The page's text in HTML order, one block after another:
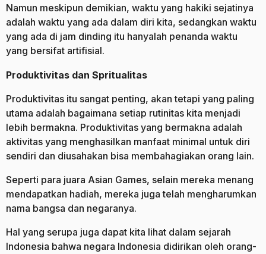
Namun meskipun demikian, waktu yang hakiki sejatinya
adalah waktu yang ada dalam diri kita, sedangkan waktu
yang ada di jam dinding itu hanyalah penanda waktu
yang bersifat artifisial.
Produktivitas dan Spritualitas
Produktivitas itu sangat penting, akan tetapi yang paling
utama adalah bagaimana setiap rutinitas kita menjadi
lebih bermakna. Produktivitas yang bermakna adalah
aktivitas yang menghasilkan manfaat minimal untuk diri
sendiri dan diusahakan bisa membahagiakan orang lain.
Seperti para juara Asian Games, selain mereka menang
mendapatkan hadiah, mereka juga telah mengharumkan
nama bangsa dan negaranya.
Hal yang serupa juga dapat kita lihat dalam sejarah
Indonesia bahwa negara Indonesia didirikan oleh orang-